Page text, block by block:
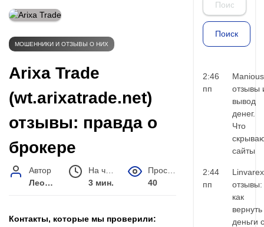
МОШЕННИКИ И ОТЗЫВЫ О НИХ
Arixa Trade
(wt.arixatrade.net)
отзывы: правда о
брокере
Автор
Леонид Малышев
3 мин.
40
Контакты, которые мы проверили:
2:46
пп
Manious
отзывы
вывод
денег.
Что
сайты
2:44
пп
Linvarex
отзывы:
как
вернуть
деньги с